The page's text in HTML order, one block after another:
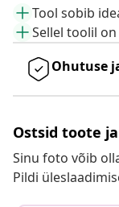
Tool sobib
Sellel toolil
Ohutuse
Ostsid toote
Sinu foto võib
Pildi